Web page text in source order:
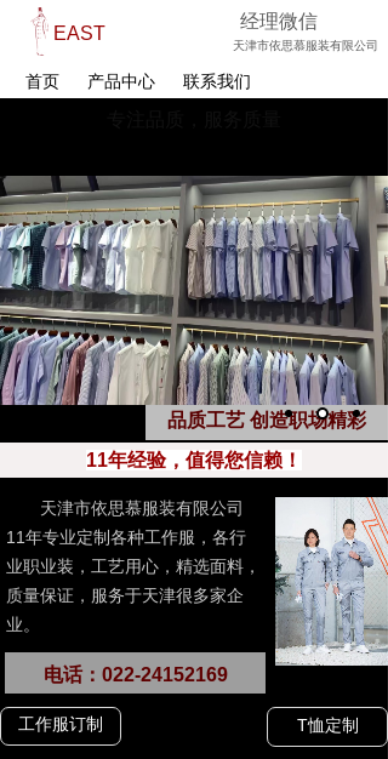
经理微信
EAST
天津市依思慕服装有限公司
首页 产品中心 联系我们
十年专业服装订制
品质工艺 创造职场精彩
11年经验，值得您信赖！
天津市依思慕服装有限公司
11年专业定制各种工作服，各行
业职业装，工艺用心，精选面料，
质量保证，服务于天津很多家企
业。
电话：022-24152169
T恤定制
工作服订制